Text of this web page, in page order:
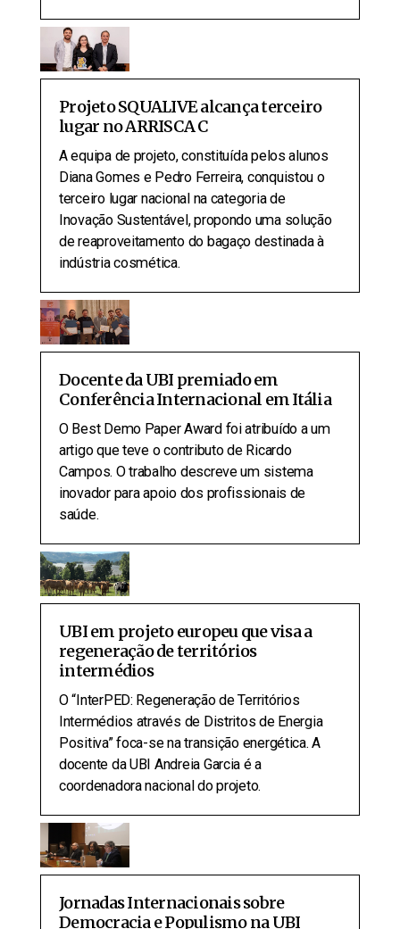
Projeto SQUALIVE alcança terceiro
lugar no ARRISCA C
A equipa de projeto, constituída pelos alunos
Diana Gomes e Pedro Ferreira, conquistou o
terceiro lugar nacional na categoria de
Inovação Sustentável, propondo uma solução
de reaproveitamento do bagaço destinada à
indústria cosmética.
Docente da UBI premiado em
Conferência Internacional em Itália
O Best Demo Paper Award foi atribuído a um
artigo que teve o contributo de Ricardo
Campos. O trabalho descreve um sistema
inovador para apoio dos profissionais de
saúde.
UBI em projeto europeu que visa a
regeneração de territórios
intermédios
O “InterPED: Regeneração de Territórios
Intermédios através de Distritos de Energia
Positiva” foca-se na transição energética. A
docente da UBI Andreia Garcia é a
coordenadora nacional do projeto.
Jornadas Internacionais sobre
Democracia e Populismo na UBI